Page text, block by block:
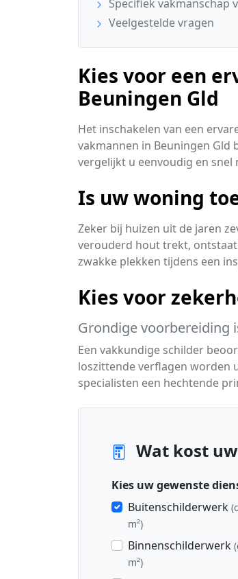
Specifiek vakmanschap
Veelgestelde vragen
Kies voor een
Beuningen Gld
Het inschakelen van een
vakmannen in Beuningen
vergelijkt u eenvoudig en snel
Is uw woning
Zeker bij huizen uit de jaren
verouderd hout trekt,
zwakke plekken tijdens een
Kies voor
Grondige voorbereiding
Een vakkundige schilder
loszittende verflagen worden
specialisten een hechtende
Wat kost
Kies uw gewenste
Buitenschilderwerk
m²)
Binnenschilderwerk
m²)